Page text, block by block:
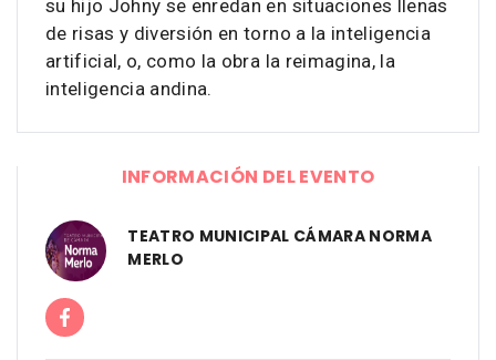
su hijo Johny se enredan en situaciones llenas
de risas y diversión en torno a la inteligencia
artificial, o, como la obra la reimagina, la
inteligencia andina.
INFORMACIÓN DEL EVENTO
TEATRO MUNICIPAL CÁMARA NORMA
MERLO